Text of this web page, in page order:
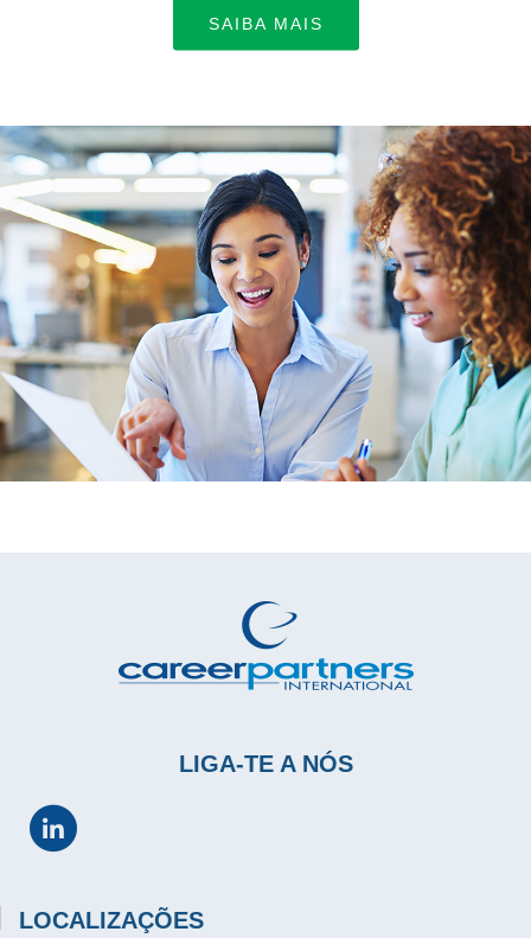
SAIBA MAIS
LIGA-TE A NÓS
LOCALIZAÇÕES